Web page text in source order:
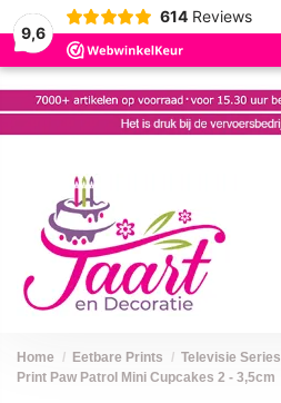
9,6
614 Reviews
Home Eetbare Prints Televisie Series
Print Paw Patrol Mini Cupcakes 2 - 3,5cm